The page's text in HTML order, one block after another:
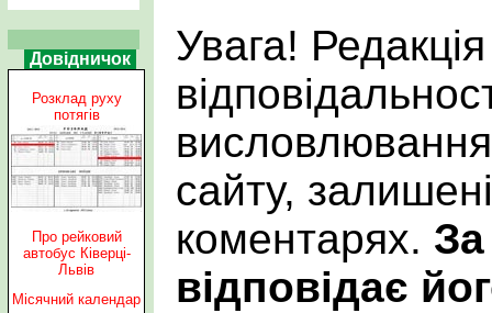
Довідничок
Розклад руху
потягів
Про рейковий
автобус Ківерці-
Львів
Місячний календар
Увага!
висловлювання
сайту,
коментарях.
відповідає